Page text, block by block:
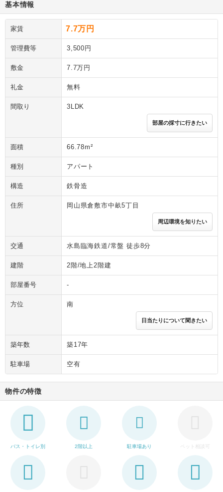
基本情報
家賃 7.7万円
管理費等 3,500円
敷金 7.7万円
礼金 無料
間取り 3LDK
部屋の採寸に行きたい
面積 66.78m²
種別 アパート
構造 鉄骨造
住所 岡山県倉敷市中畝5丁目
周辺環境を知りたい
交通 水島臨海鉄道/常盤 徒歩8分
建階 2階/地上2階建
部屋番号 -
方位 南
日当たりについて聞きたい
築年数 築17年
駐車場 空有
物件の特徴
バス・トイレ別 2階以上 駐車場あり ペット相談可